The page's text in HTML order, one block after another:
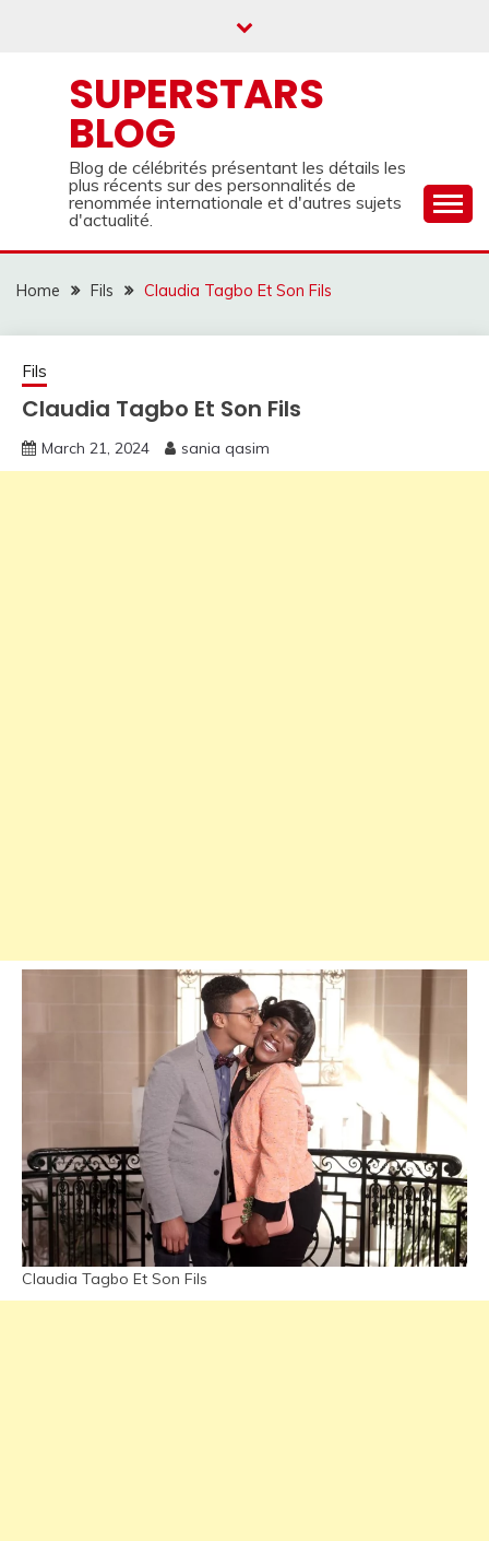
SUPERSTARS
BLOG
Blog de célébrités présentant les détails les
plus récents sur des personnalités de
renommée internationale et d'autres sujets
d'actualité.
Home Fils Claudia Tagbo Et Son Fils
Fils
Claudia Tagbo Et Son Fils
March 21, 2024 sania qasim
Claudia Tagbo Et Son Fils